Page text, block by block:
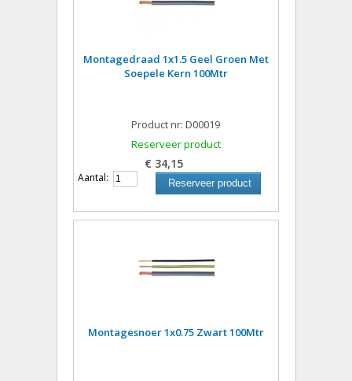
Montagedraad 1x1.5 Geel Groen Met
Soepele Kern 100Mtr
Product nr: D00019
Reserveer product
€ 34,15
Aantal: Reserveer product
Montagesnoer 1x0.75 Zwart 100Mtr